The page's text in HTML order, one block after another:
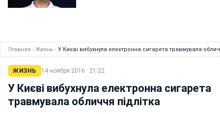
Главная › Жизнь › У Києві вибухнула електронна сигарета травмувала
ЖИЗНЬ 14 ноября 2016 · 21:22
У Києві вибухнула електронна сигарета
травмувала обличчя підлітка